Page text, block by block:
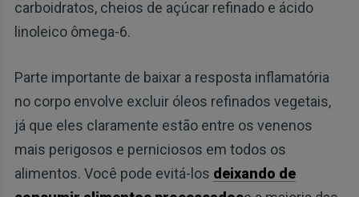
carboidratos, cheios de açúcar refinado e ácido
linoleico ômega-6.
Parte importante de baixar a resposta inflamatória
no corpo envolve excluir óleos refinados vegetais,
já que eles claramente estão entre os venenos
mais perigosos e perniciosos em todos os
alimentos. Você pode evitá-los deixando de